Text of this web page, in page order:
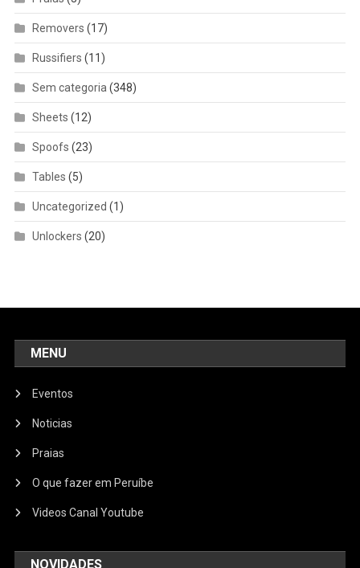
Removers (17)
Russifiers (11)
Sem categoria (348)
Sheets (12)
Spoofs (23)
Tables (5)
Uncategorized (1)
Unlockers (20)
MENU
Eventos
Noticias
Praias
O que fazer em Peruíbe
Videos Canal Youtube
NOVIDADES